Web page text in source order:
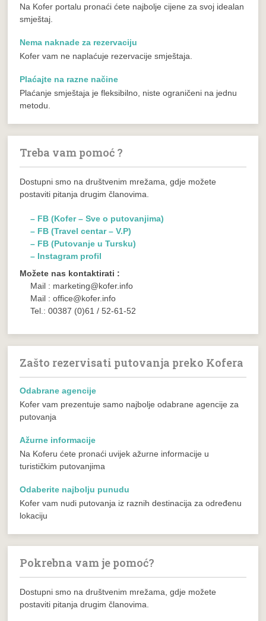
Na Kofer portalu pronaći ćete najbolje cijene za svoj idealan
smještaj.
Nema naknade za rezervaciju
Kofer vam ne naplaćuje rezervacije smještaja.
Plaćajte na razne načine
Plaćanje smještaja je fleksibilno, niste ograničeni na jednu
metodu.
Treba vam pomoć ?
Dostupni smo na društvenim mrežama, gdje možete
postaviti pitanja drugim članovima.
– FB (Kofer – Sve o putovanjima)
– FB (Travel centar – V.P)
– FB (Putovanje u Tursku)
– Instagram profil
Možete nas kontaktirati :
Mail : marketing@kofer.info
Mail : office@kofer.info
Tel.: 00387 (0)61 / 52-61-52
Zašto rezervisati putovanja preko Kofera
Odabrane agencije
Kofer vam prezentuje samo najbolje odabrane agencije za
putovanja
Ažurne informacije
Na Koferu ćete pronaći uvijek ažurne informacije u
turističkim putovanjima
Odaberite najbolju punudu
Kofer vam nudi putovanja iz raznih destinacija za određenu
lokaciju
Pokrebna vam je pomoć?
Dostupni smo na društvenim mrežama, gdje možete
postaviti pitanja drugim članovima.